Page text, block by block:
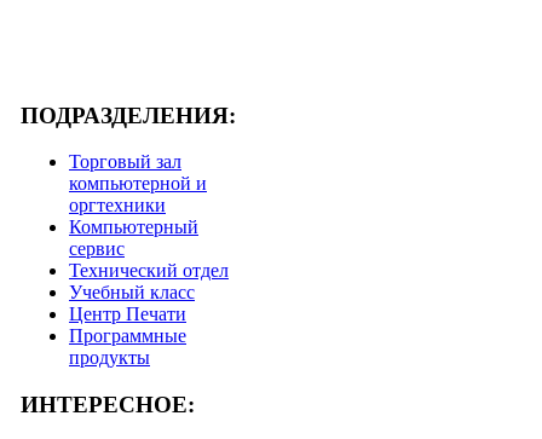
ПОДРАЗДЕЛЕНИЯ:
Торговый зал
компьютерной и
оргтехники
Компьютерный
сервис
Технический отдел
Учебный класс
Центр Печати
Программные
продукты
ИНТЕРЕСНОЕ: